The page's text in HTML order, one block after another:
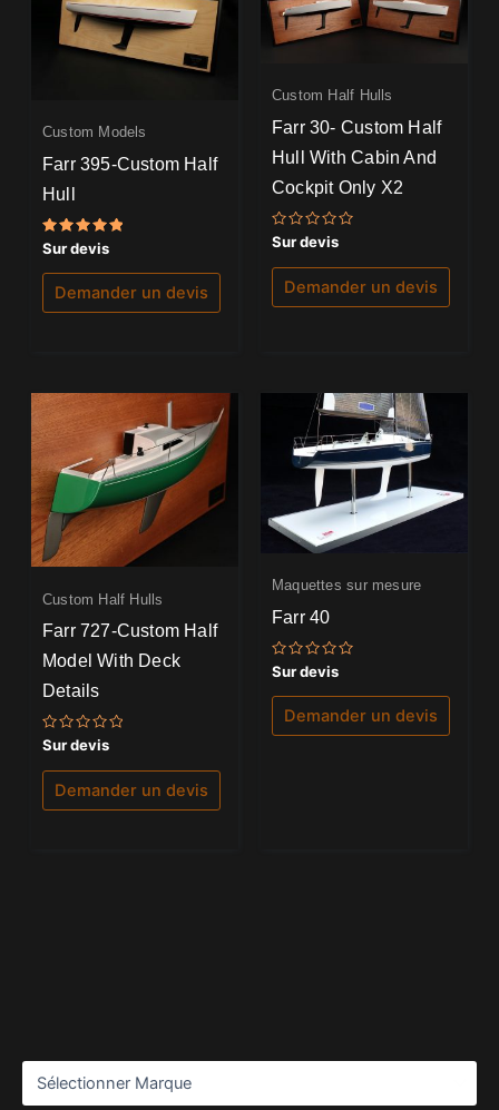
Custom Models
Farr 395-Custom Half
Hull
Note
5.00
sur 5
Sur devis
Demander un devis
Custom Half Hulls
Farr 30- Custom Half
Hull With Cabin And
Cockpit Only X2
Note
0
sur
Sur devis
Demander un devis
Custom Half Hulls
Farr 727-Custom Half
Model With Deck
Details
Note
0
sur
Sur devis
Demander un devis
Maquettes sur mesure
Farr 40
Note
0
sur
Sur devis
Demander un devis